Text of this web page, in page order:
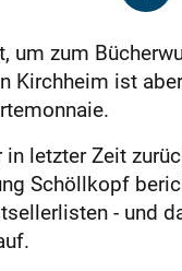
um zum
Kirchheim ist
letzter Zeit
Schöllkopf
- und